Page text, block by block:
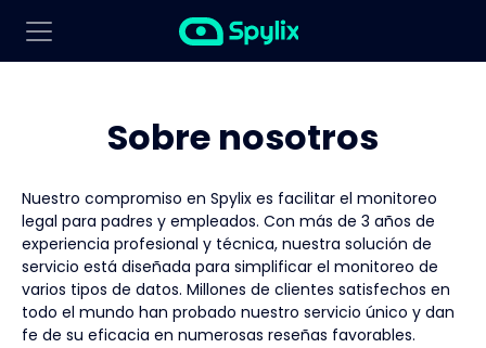
Sobre nosotros
Nuestro compromiso en Spylix es facilitar el monitoreo
legal para padres y empleados. Con más de 3 años de
experiencia profesional y técnica, nuestra solución de
servicio está diseñada para simplificar el monitoreo de
varios tipos de datos. Millones de clientes satisfechos en
todo el mundo han probado nuestro servicio único y dan
fe de su eficacia en numerosas reseñas favorables.